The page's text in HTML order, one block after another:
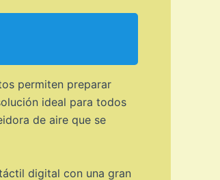
permiten preparar
ideal para todos
de aire que se
digital con una gran